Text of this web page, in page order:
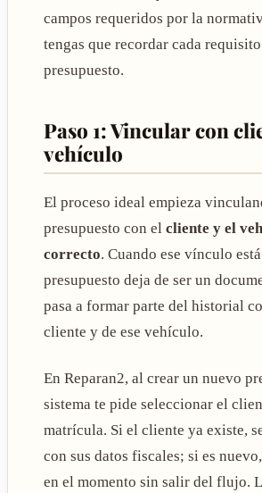
campos requeridos por la
tengas que recordar cada
presupuesto.
Paso 1: Vincular con
vehículo
El proceso ideal empieza
presupuesto con el cliente y el
correcto. Cuando ese vínculo
presupuesto deja de ser un
pasa a formar parte del historial
cliente y de ese vehículo.
En Reparan2, al crear un nuevo
sistema te pide seleccionar el
matrícula. Si el cliente ya existe,
con sus datos fiscales; si es
en el momento sin salir del flujo.